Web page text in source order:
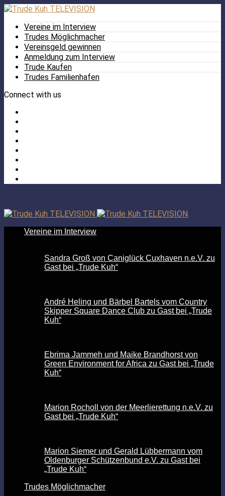
Vereine im Interview
Trudes Möglichmacher
Vereinsgeld gewinnen
Anmeldung zum Interview
Trude Kaufen
Trudes Familienhafen
Connect with us
Vereine im Interview
Sandra Groß von Caniglück Cuxhaven n.e.V. zu
Gast bei „Trude Kuh“
André Heling und Bärbel Bartels vom Country
Skipper Square Dance Club zu Gast bei „Trude
Kuh“
Ebrima Jammeh und Maike Brandhorst von
Green Environment for Africa zu Gast bei „Trude
Kuh“
Marion Rocholl von der Meerlierettung n.e.V. zu
Gast bei „Trude Kuh“
Marion Siemer und Gerald Lübbermann vom
Oldenburger Schützenbund e.V. zu Gast bei
„Trude Kuh“
Trudes Möglichmacher